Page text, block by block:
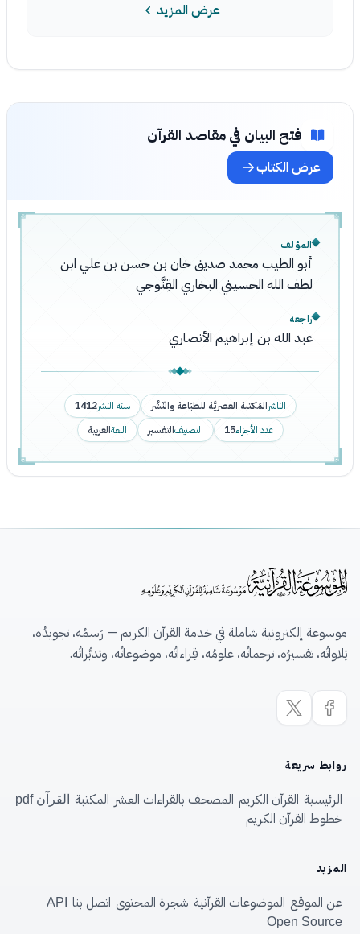
عرض المزيد
فتح البيان في مقاصد القرآن
عرض الكتاب
المؤلف
أبو الطيب محمد صديق خان بن حسن بن علي ابن
لطف الله الحسيني البخاري القِنَّوجي
راجعه
عبد الله بن إبراهيم الأنصاري
الناشرالمَكتبة العصريَّة للطبَاعة والنّشْر سنة النشر1412
عدد الأجزاء15 التصنيفالتفسير اللغةالعربية
موسوعة إلكترونية شاملة في خدمة القرآن الكريم — رَسمُه، تجويدُه،
تِلاواتُه، تفسيرُه، ترجماتُه، علومُه، قِراءاتُه، موضوعاتُه، وتدبُّراتُه.
روابط سريعة
الرئيسية القرآن الكريم المصحف بالقراءات العشر المكتبة القرآن pdf
خطوط القرآن الكريم
المزيد
عن الموقع الموضوعات القرآنية شجرة المحتوى اتصل بنا
API
Open Source